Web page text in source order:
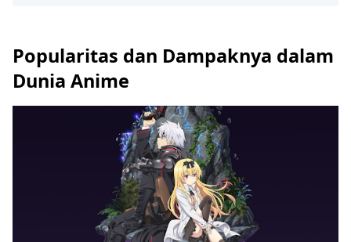
Popularitas dan Dampaknya dalam
Dunia Anime